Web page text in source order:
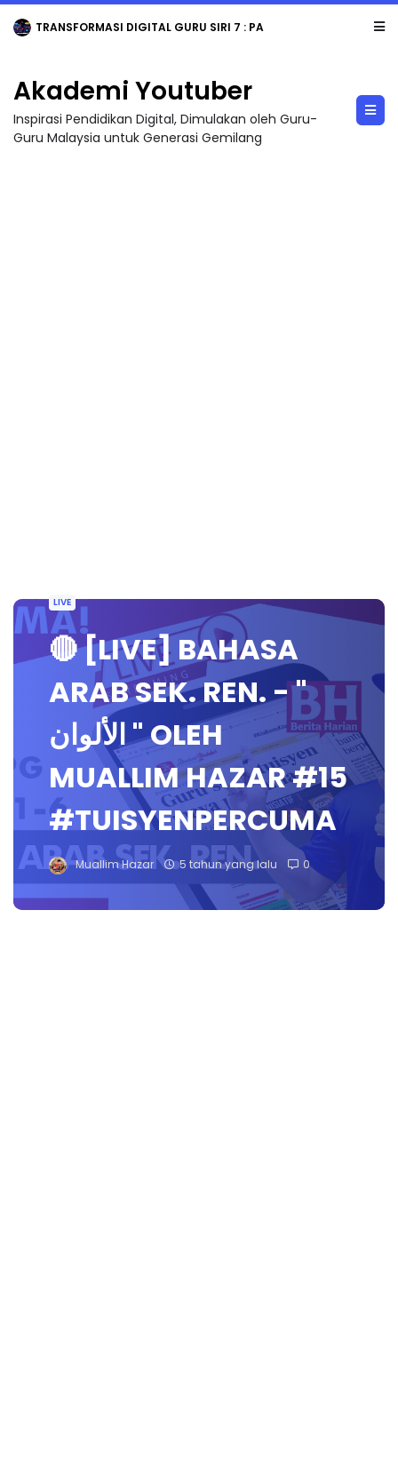
TRANSFORMASI DIGITAL GURU SIRI 7 : PAHLAWAN DIGITAL PENYELAMAT DUNIA
Akademi Youtuber
Inspirasi Pendidikan Digital, Dimulakan oleh Guru-
Guru Malaysia untuk Generasi Gemilang
LIVE
🔴 [LIVE] BAHASA
ARAB SEK. REN. - "
الألوان " OLEH
MUALLIM HAZAR #15
#TUISYENPERCUMA
Muallim Hazar 5 tahun yang lalu 0